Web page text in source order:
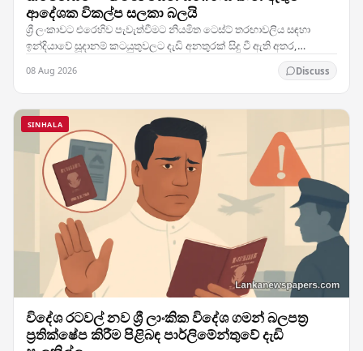
ආදේශක විකල්ප සලකා බලයි
ශ්‍රී ලංකාවට එරෙහිව පැවැත්වීමට නියමිත ටෙස්ට් තරඟාවලිය සඳහා
ඉන්දියාවේ සූදානම් කටයුතුවලට දැඩි අනතුරක් සිදු වී ඇති අතර,
08 Aug 2026 Discuss
SINHALA
විදේශ රටවල් නව ශ්‍රී ලාංකික විදේශ ගමන් බලපත්‍ර
ප්‍රතික්ෂේප කිරීම පිළිබඳ පාර්ලිමේන්තුවේ දැඩි